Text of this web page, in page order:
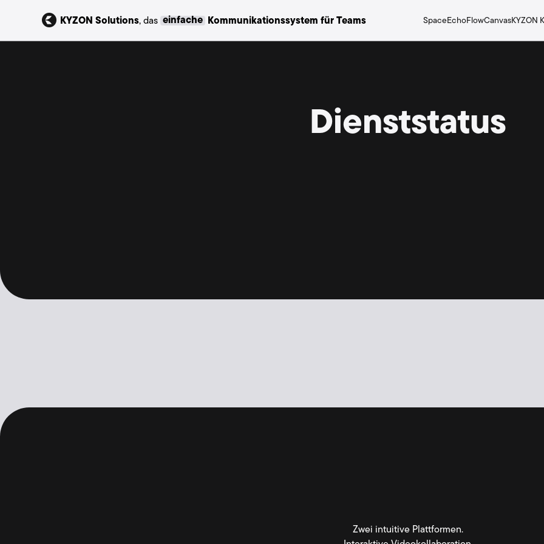
KYZON Solutions, das einfache Kommunikationssystem für Teams SpaceEchoFlowCanvasKYZON KI
Dienststatus
Online
Zwei intuitive Plattformen.